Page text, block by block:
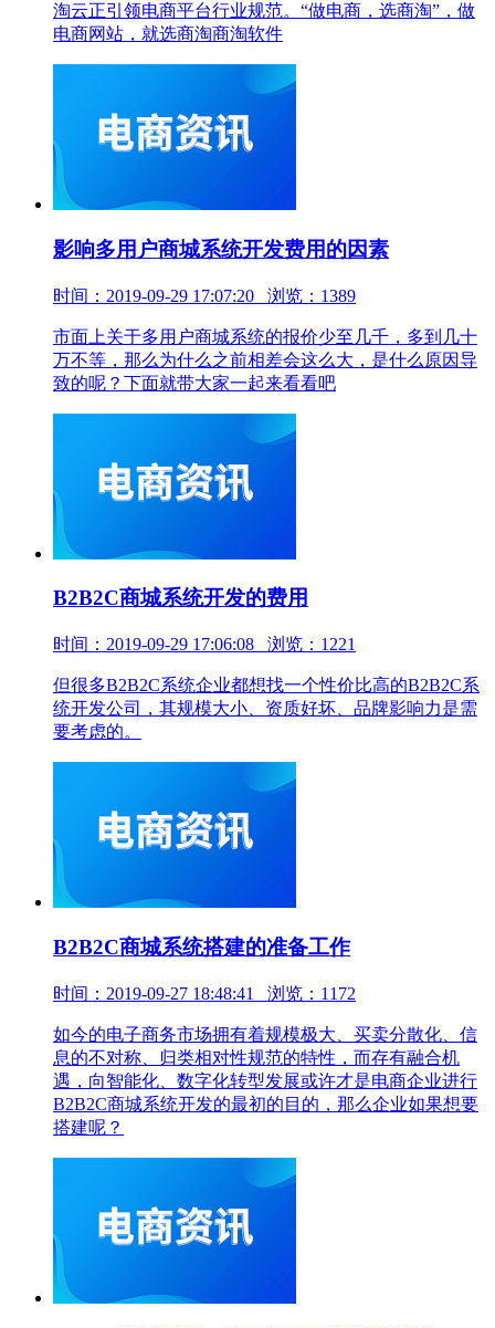
淘云正引领电商平台行业规范。“做电商，选商淘”，做
电商网站，就选商淘商淘软件
影响多用户商城系统开发费用的因素
时间：2019-09-29 17:07:20 浏览：1389
市面上关于多用户商城系统的报价少至几千，多到几十
万不等，那么为什么之前相差会这么大，是什么原因导
致的呢？下面就带大家一起来看看吧
B2B2C商城系统开发的费用
时间：2019-09-29 17:06:08 浏览：1221
但很多B2B2C系统企业都想找一个性价比高的B2B2C系
统开发公司，其规模大小、资质好坏、品牌影响力是需
要考虑的。
B2B2C商城系统搭建的准备工作
时间：2019-09-27 18:48:41 浏览：1172
如今的电子商务市场拥有着规模极大、买卖分散化、信
息的不对称、归类相对性规范的特性，而存有融合机
遇，向智能化、数字化转型发展或许才是电商企业进行
B2B2C商城系统开发的最初的目的，那么企业如果想要
搭建呢？